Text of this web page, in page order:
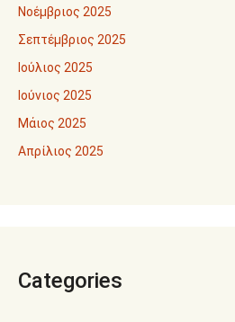
Νοέμβριος 2025
Σεπτέμβριος 2025
Ιούλιος 2025
Ιούνιος 2025
Μάιος 2025
Απρίλιος 2025
Categories